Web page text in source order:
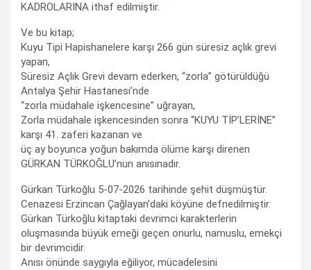
KADROLARINA ithaf edilmiştir.
Ve bu kitap;
Kuyu Tipi Hapishanelere karşı 266 gün süresiz açlık grevi
yapan,
Süresiz Açlık Grevi devam ederken, “zorla” götürüldüğü
Antalya Şehir Hastanesi’nde
“zorla müdahale işkencesine” uğrayan,
Zorla müdahale işkencesinden sonra “KUYU TİP’LERİNE”
karşı 41. zaferi kazanan ve
üç ay boyunca yoğun bakımda ölüme karşı direnen
GÜRKAN TÜRKOĞLU’nun anısınadır.
Gürkan Türkoğlu 5-07-2026 tarihinde şehit düşmüştür.
Cenazesi Erzincan Çağlayan’daki köyüne defnedilmiştir.
Gürkan Türkoğlu kitaptaki devrimci karakterlerin
oluşmasında büyük emeği geçen onurlu, namuslu, emekçi
bir devrimcidir.
Anısı önünde saygıyla eğiliyor, mücadelesini